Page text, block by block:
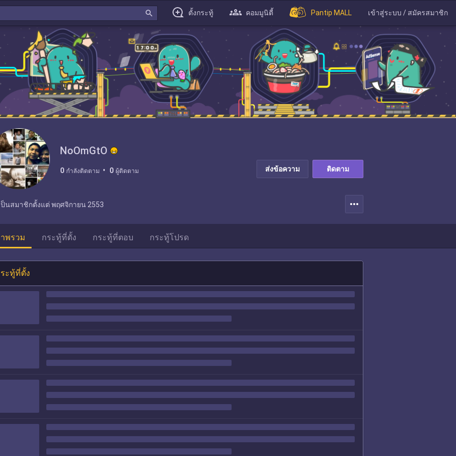
search ตั้งกระทู้ คอมมูนิตี้ Pantip MALL เข้าสู่ระบบ / สมัครสมาชิก
NoOmGtO
0 กำลังติดตาม 0 ผู้ติดตาม ส่งข้อความ ติดตาม
ป็นสมาชิกตั้งแต่ พฤศจิกายน 2553 more_horiz
พรวม กระทู้ที่ตั้ง กระทู้ที่ตอบ กระทู้โปรด
ะทู้ที่ตั้ง